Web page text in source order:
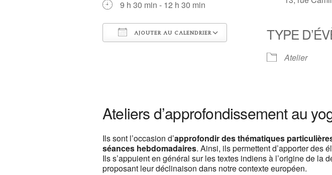
9 h 30 min - 12 h 30 min
AJOUTER AU CALENDRIER
Calendrier Google
TYPE
Atelier
Voir Évènements
Do you own this website? OK
Ateliers d’approfondissement au
Ils sont l’occasion d’approfondir des thématiques
séances hebdomadaires. Ainsi, ils permettent d’apporter des
Ils s’appuient en général sur les textes indiens à l’origine de la
proposant leur déclinaison dans notre contexte européen.